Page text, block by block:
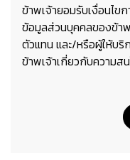
ข้าพเจ้ายอมรับเงื่อนไข
ข้อมูลส่วนบุคคลของข้า
ตัวแทน และ/หรือผู้ให้บ
ข้าพเจ้าเกี่ยวกับความส